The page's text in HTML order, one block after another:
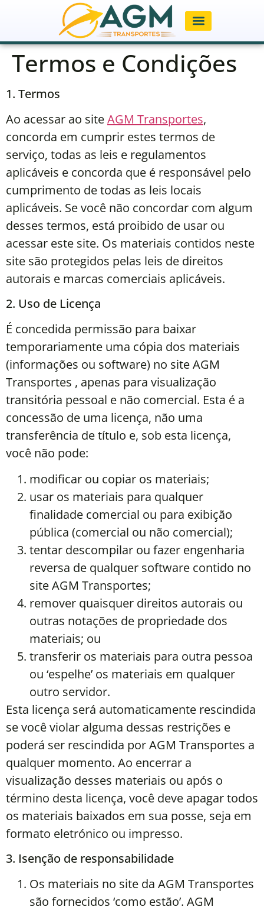
Termos e Condições
1. Termos
Ao acessar ao siteAGM Transportes,
concorda em cumprir estes termos de
serviço, todas as leis e regulamentos
aplicáveis ​​e concorda que é responsável pelo
cumprimento de todas as leis locais
aplicáveis. Se você não concordar com algum
desses termos, está proibido de usar ou
acessar este site. Os materiais contidos neste
site são protegidos pelas leis de direitos
autorais e marcas comerciais aplicáveis.
2. Uso de Licença
É concedida permissão para baixar
temporariamente uma cópia dos materiais
(informações ou software) no site AGM
Transportes , apenas para visualização
transitória pessoal e não comercial. Esta é a
concessão de uma licença, não uma
transferência de título e, sob esta licença,
você não pode:
modificar ou copiar os materiais;
usar os materiais para qualquer
finalidade comercial ou para exibição
pública (comercial ou não comercial);
tentar descompilar ou fazer engenharia
reversa de qualquer software contido no
site AGM Transportes;
remover quaisquer direitos autorais ou
outras notações de propriedade dos
materiais; ou
transferir os materiais para outra pessoa
ou ‘espelhe’ os materiais em qualquer
outro servidor.
Esta licença será automaticamente rescindida
se você violar alguma dessas restrições e
poderá ser rescindida por AGM Transportes a
qualquer momento. Ao encerrar a
visualização desses materiais ou após o
término desta licença, você deve apagar todos
os materiais baixados em sua posse, seja em
formato eletrónico ou impresso.
3. Isenção de responsabilidade
Os materiais no site da AGM Transportes
são fornecidos ‘como estão’. AGM